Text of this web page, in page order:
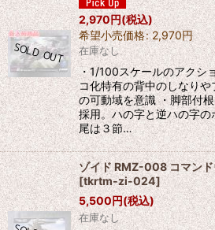
2,970円(税込)
希望小売価格: 2,970円
在庫なし
・1/100スケールのアクシ
コ化特有の背中のしなり
の可動域を意識 ・脚部付
採用。ハの字と逆ハの字
尾は３節…
ゾイド RMZ-008 コマン
[tkrtm-zi-024]
5,500円(税込)
在庫なし